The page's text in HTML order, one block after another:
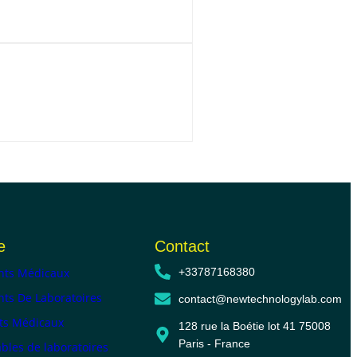
Médicaux
De Laboratoires
Médicaux
de laboratoires
Contact
+33787168380
contact@newtechnologylab.com
128 rue la Boétie lot 41 75008
Paris - France